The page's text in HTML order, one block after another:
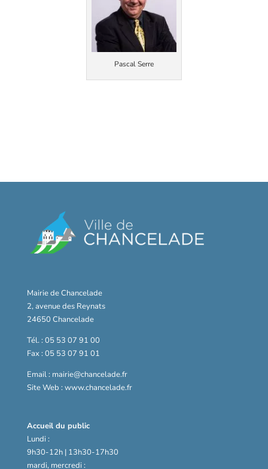
Pascal Serre
Mairie de Chancelade
2, avenue des Reynats
24650 Chancelade
Tél. : 05 53 07 91 00
Fax : 05 53 07 91 01
Email : mairie@chancelade.fr
Site Web : www.chancelade.fr
Accueil du public
Lundi :
9h30-12h | 13h30-17h30
mardi, mercredi :